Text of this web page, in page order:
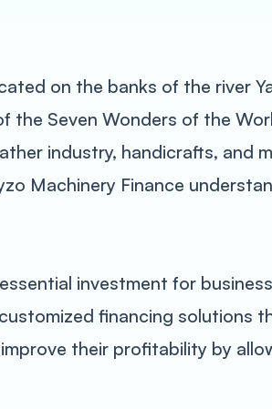
on the banks of the river
the Seven Wonders of the
industry, handicrafts, and
Machinery Finance
investment for
financing solutions
their profitability by